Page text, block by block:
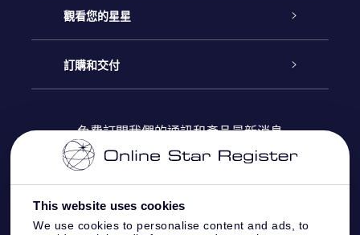
This website uses cookies
We use cookies to personalise content and ads, to
聯繫我們
博客
評論
Online Star禮物
OSR禮物包
OSR 禮物卡
公司禮品
觀看您的星星
星星注册
個性化的Star Page
One Million Stars
訂購和交付
付款資訊
配送信息
免費訂閱我們的通訊和產品最新消息